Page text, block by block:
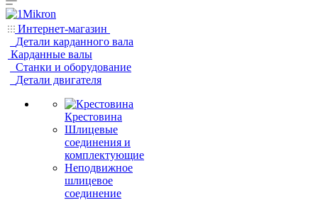
Интернет-магазин
Детали карданного вала
Карданные валы
Станки и оборудование
Детали двигателя
Крестовина
Шлицевые
соединения и
комплектующие
Неподвижное
шлицевое
соединение